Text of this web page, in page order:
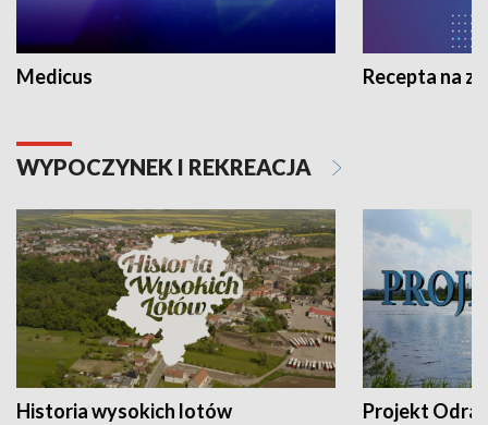
Medicus Recepta na
WYPOCZYNEK I REKREACJA
Historia wysokich lotów Projekt Odra